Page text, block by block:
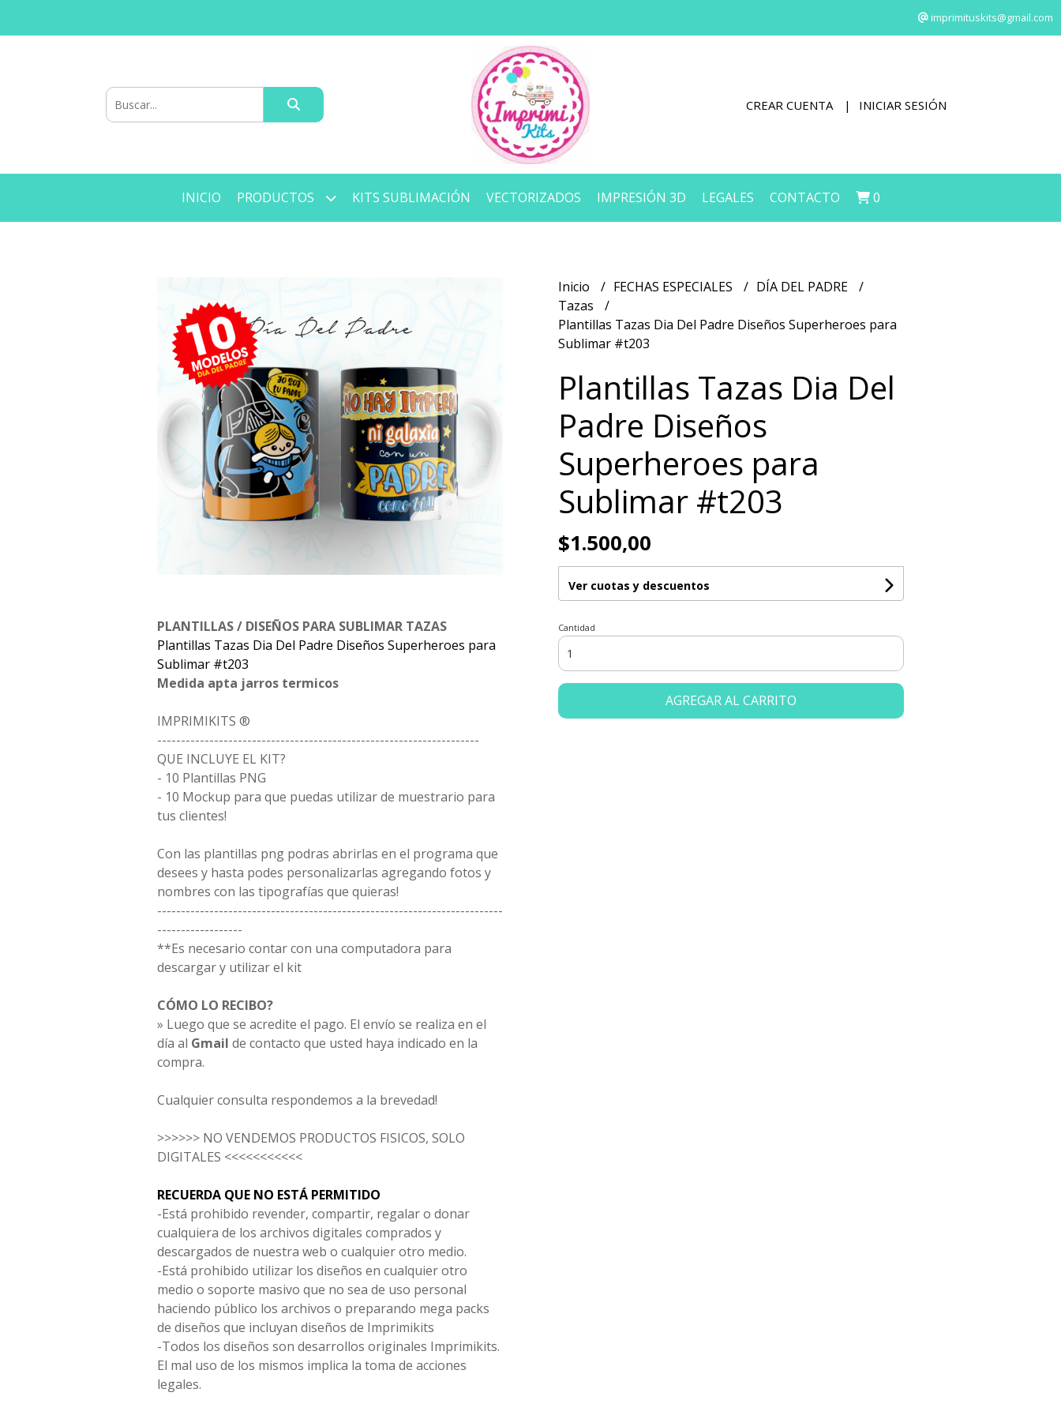
imprimituskits@gmail.com
CREAR CUENTA INICIAR SESIÓN
INICIO PRODUCTOS KITS SUBLIMACIÓN VECTORIZADOS IMPRESIÓN 3D LEGALES CONTACTO 0
PLANTILLAS / DISEÑOS PARA SUBLIMAR TAZAS
Plantillas Tazas Dia Del Padre Diseños Superheroes para
Sublimar #t203
Medida apta jarros termicos
IMPRIMIKITS ®
--------------------------------------------------------------------
QUE INCLUYE EL KIT?
- 10 Plantillas PNG
- 10 Mockup para que puedas utilizar de muestrario para
tus clientes!
Con las plantillas png podras abrirlas en el programa que
desees y hasta podes personalizarlas agregando fotos y
nombres con las tipografías que quieras!
-------------------------------------------------------------------------
------------------
**Es necesario contar con una computadora para
descargar y utilizar el kit
CÓMO LO RECIBO?
» Luego que se acredite el pago. El envío se realiza en el
día al Gmail de contacto que usted haya indicado en la
compra.
Cualquier consulta respondemos a la brevedad!
>>>>>> NO VENDEMOS PRODUCTOS FISICOS, SOLO
DIGITALES <<<<<<<<<<<
RECUERDA QUE NO ESTÁ PERMITIDO
-Está prohibido revender, compartir, regalar o donar
cualquiera de los archivos digitales comprados y
descargados de nuestra web o cualquier otro medio.
-Está prohibido utilizar los diseños en cualquier otro
medio o soporte masivo que no sea de uso personal
haciendo público los archivos o preparando mega packs
de diseños que incluyan diseños de Imprimikits
-Todos los diseños son desarrollos originales Imprimikits.
El mal uso de los mismos implica la toma de acciones
legales.
Inicio FECHAS ESPECIALES
DÍA DEL PADRE
Tazas
Plantillas Tazas Dia Del Padre Diseños Superheroes para
Sublimar #t203
Plantillas Tazas Dia Del
Padre Diseños
Superheroes para
Sublimar #t203
$1.500,00
Ver cuotas y descuentos
Cantidad
AGREGAR AL CARRITO